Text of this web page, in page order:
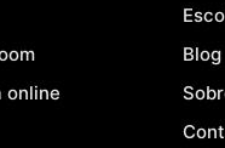
online